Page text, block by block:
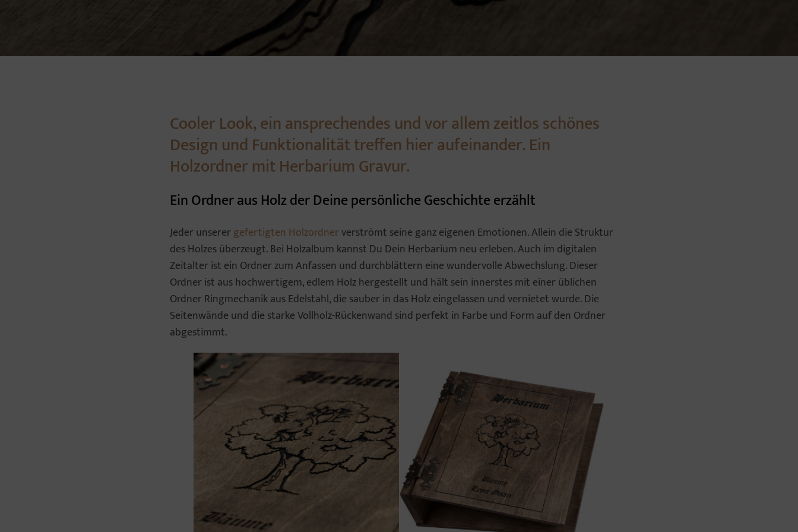
Cooler Look, ein ansprechendes und vor allem zeitlos schönes
Design und Funktionalität treffen hier aufeinander. Ein
Holzordner mit Herbarium Gravur.
Ein Ordner aus Holz der Deine persönliche Geschichte erzählt
Jeder unserergefertigten Holzordnerverströmt seine ganz eigenen Emotionen. Allein die Struktur
des Holzes überzeugt. Bei Holzalbum kannst Du Dein Herbarium neu erleben. Auch im digitalen
Zeitalter ist ein Ordner zum Anfassen und durchblättern eine wundervolle Abwechslung. Dieser
Ordner ist aus hochwertigem, edlem Holz hergestellt und hält sein innerstes mit einer üblichen
Ordner Ringmechanik aus Edelstahl, die sauber in das Holz eingelassen und vernietet wurde. Die
Seitenwände und die starke Vollholz-Rückenwand sind perfekt in Farbe und Form auf den Ordner
abgestimmt.